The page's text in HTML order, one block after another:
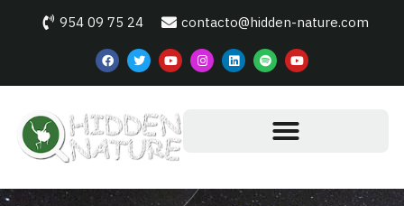
954 09 75 24 contacto@hidden-nature.com